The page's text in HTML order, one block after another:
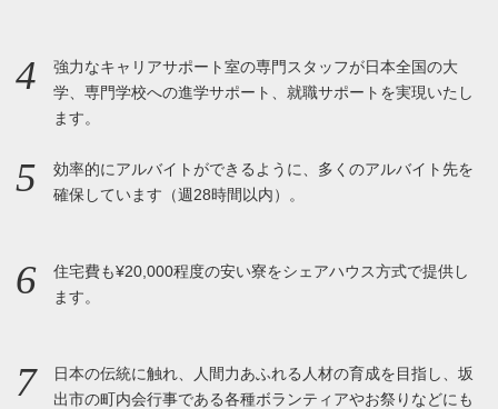
4
強力なキャリアサポート室の専門スタッフが日本全国の大
学、専門学校への進学サポート、就職サポートを実現いたし
ます。
5
効率的にアルバイトができるように、多くのアルバイト先を
確保しています（週28時間以内）。
6
住宅費も¥20,000程度の安い寮をシェアハウス方式で提供し
ます。
7
日本の伝統に触れ、人間力あふれる人材の育成を目指し、坂
出市の町内会行事である各種ボランティアやお祭りなどにも